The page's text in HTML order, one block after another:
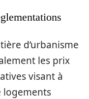
d’urbanisme
les prix
visant à
logements